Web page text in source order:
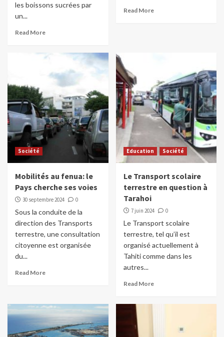
les boissons sucrées par
un...
Read More
Read More
Société
Mobilités au fenua: le
Pays cherche ses voies
30 septembre 2024 0
Sous la conduite de la
direction des Transports
terrestre, une consultation
citoyenne est organisée
du...
Read More
Education Société
Le Transport scolaire
terrestre en question à
Tarahoi
7 juin 2024 0
Le Transport scolaire
terrestre, tel qu’il est
organisé actuellement à
Tahiti comme dans les
autres...
Read More